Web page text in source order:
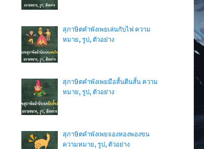
สุภาษิตคำพังเพยเล่นกับไฟ ความ
หมาย, รูป, ตัวอย่าง
สุภาษิตคำพังเพยมือสั้นตีนสั้น ความ
หมาย, รูป, ตัวอย่าง
สุภาษิตคำพังเพยจองหองพองขน
ความหมาย, รูป, ตัวอย่าง